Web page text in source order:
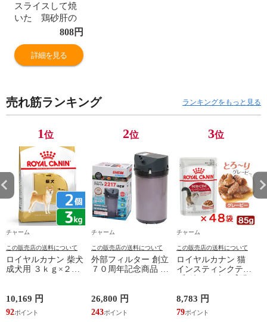
スライスして焼
いた 鶏砂肝の
ジャーキー ３
無添加 無着
色 Ｐａｃｋｕ
やつ 関東当日便
808円
詳細を見る
売れ筋ランキング ランキングをもっと見る
1位
チャーム
この販売店の送料について
ロイヤルカナン 柴犬
成犬用 ３ｋｇ×２袋
お一人様２点限り 関
東当日便
10,169 円
92
2位
チャーム
この販売店の送料について
外部フィルター 創立
７０周年記念商品 エ
グレー ５０Ｈｚ 東
日本用 水槽 アクア
リウム 関東当日便
26,800 円
243
3位
チャーム
この販売店の送料について
ロイヤルカナン 猫
インスティンクティ
ブ グレービー 成猫
袋 お一人様１点限り
関東当日便
8,783 円
79